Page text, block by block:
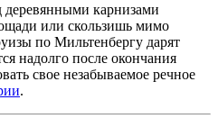
карнизами
или скользишь мимо
по Мильтенбергу дарят
надолго после окончания
свое незабываемое речное
.